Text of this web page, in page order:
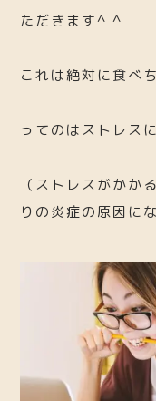
ただきます^ ^
これは絶対に食べ
ってのはストレス
（ストレスがかか
りの炎症の原因に